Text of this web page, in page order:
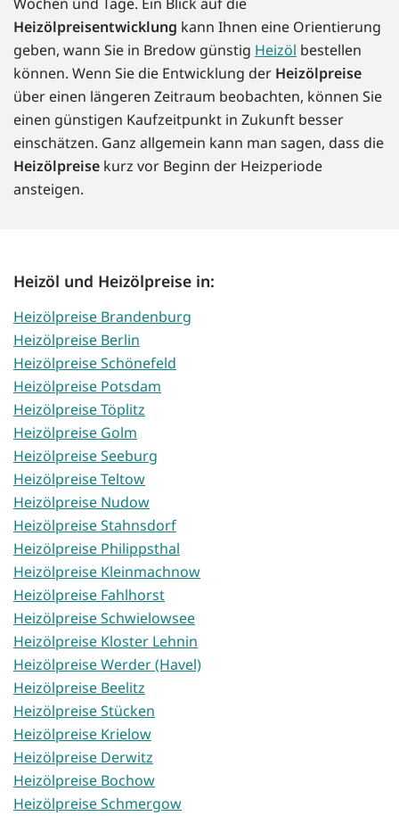
Heizölpreisentwicklung kann Ihnen eine Orientierung
geben, wann Sie in Bredow günstig Heizöl bestellen
können. Wenn Sie die Entwicklung der Heizölpreise
über einen längeren Zeitraum beobachten, können Sie
einen günstigen Kaufzeitpunkt in Zukunft besser
einschätzen. Ganz allgemein kann man sagen, dass die
Heizölpreise kurz vor Beginn der Heizperiode
ansteigen.
Heizöl und Heizölpreise in:
Heizölpreise Brandenburg
Heizölpreise Berlin
Heizölpreise Schönefeld
Heizölpreise Potsdam
Heizölpreise Töplitz
Heizölpreise Golm
Heizölpreise Seeburg
Heizölpreise Teltow
Heizölpreise Nudow
Heizölpreise Stahnsdorf
Heizölpreise Philippsthal
Heizölpreise Kleinmachnow
Heizölpreise Fahlhorst
Heizölpreise Schwielowsee
Heizölpreise Kloster Lehnin
Heizölpreise Werder (Havel)
Heizölpreise Beelitz
Heizölpreise Stücken
Heizölpreise Krielow
Heizölpreise Derwitz
Heizölpreise Bochow
Heizölpreise Schmergow